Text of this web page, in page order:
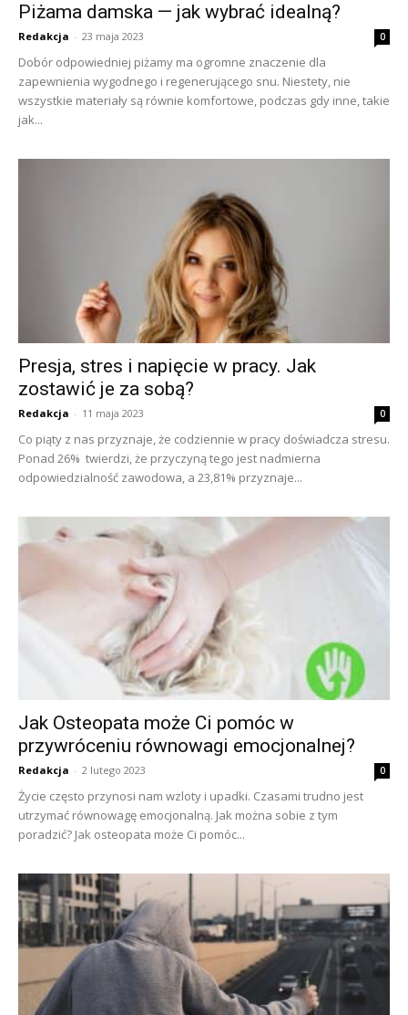
Piżama damska — jak wybrać idealną?
Redakcja - 23 maja 2023 0
Dobór odpowiedniej piżamy ma ogromne znaczenie dla
zapewnienia wygodnego i regenerującego snu. Niestety, nie
wszystkie materiały są równie komfortowe, podczas gdy inne, takie
jak...
Presja, stres i napięcie w pracy. Jak
zostawić je za sobą?
Redakcja - 11 maja 2023 0
Co piąty z nas przyznaje, że codziennie w pracy doświadcza stresu.
Ponad 26% twierdzi, że przyczyną tego jest nadmierna
odpowiedzialność zawodowa, a 23,81% przyznaje...
Jak Osteopata może Ci pomóc w
przywróceniu równowagi emocjonalnej?
Redakcja - 2 lutego 2023 0
Życie często przynosi nam wzloty i upadki. Czasami trudno jest
utrzymać równowagę emocjonalną. Jak można sobie z tym
poradzić? Jak osteopata może Ci pomóc...